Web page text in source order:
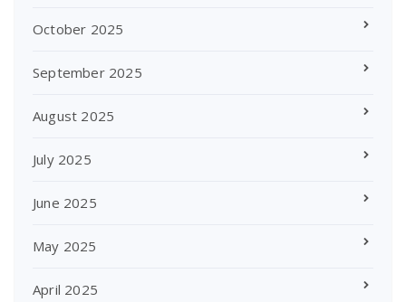
October 2025
September 2025
August 2025
July 2025
June 2025
May 2025
April 2025